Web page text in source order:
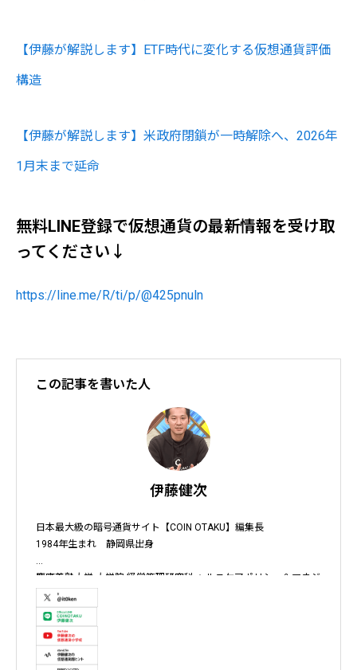
【伊藤が解説します】ETF時代に変化する仮想通貨評価
構造
【伊藤が解説します】米政府閉鎖が一時解除へ、2026年
1月末まで延命
無料LINE登録で仮想通貨の最新情報を受け取
ってください↓
https://line.me/R/ti/p/@425pnuln
この記事を書いた人
伊藤健次
日本最大級の暗号通貨サイト【COIN OTAKU】編集長
1984年生まれ　静岡県出身
慶應義塾大学 大学院 経営管理研究科 ヘルスケアポリシー＆マネジ
メント集中コース終了
株式会社ソクラテス 代表取締役 / 国内企業暗号資産事業顧問 / 暗
号資産取引所アドバイザー / 暗号資産投資アナリスト / Fintechコ
ンサルタント / 暗号資産非公式アーティスト /YouTuber